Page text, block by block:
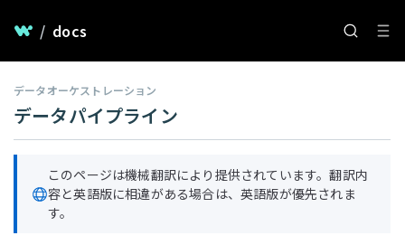
/ docs
データオーケストレーション
データパイプライン
このページは機械翻訳により提供されています。翻訳内
容と英語版に相違がある場合は、英語版が優先されま
す。